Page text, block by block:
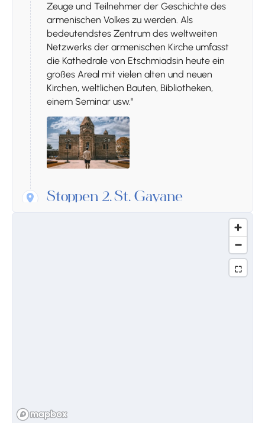
Zeuge und Teilnehmer der Geschichte des
armenischen Volkes zu werden. Als
bedeutendstes Zentrum des weltweiten
Netzwerks der armenischen Kirche umfasst
die Kathedrale von Etschmiadsin heute ein
großes Areal mit vielen alten und neuen
Kirchen, weltlichen Bauten, Bibliotheken,
einem Seminar usw."
Stoppen 2.St. Gayane
gegründet wurde. Diese 630 erbaute Kirche